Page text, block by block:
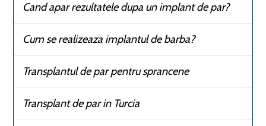
Cand apar rezultatele dupa un implant de par?
Cum se realizeaza implantul de barba?
Transplantul de par pentru sprancene
Transplant de par in Turcia